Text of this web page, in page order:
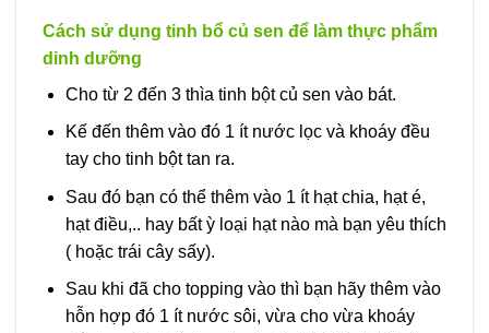
Cách sử dụng tinh bổ củ sen để làm thực phẩm
dinh dưỡng
Cho từ 2 đến 3 thìa tinh bột củ sen vào bát.
Kế đến thêm vào đó 1 ít nước lọc và khoáy đều
tay cho tinh bột tan ra.
Sau đó bạn có thể thêm vào 1 ít hạt chia, hạt é,
hạt điều,.. hay bất ỳ loại hạt nào mà bạn yêu thích
( hoặc trái cây sấy).
Sau khi đã cho topping vào thì bạn hãy thêm vào
hỗn hợp đó 1 ít nước sôi, vừa cho vừa khoáy